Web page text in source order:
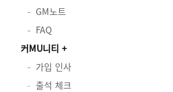
GM노트
FAQ
커MU니티
가입 인사
출석 체크